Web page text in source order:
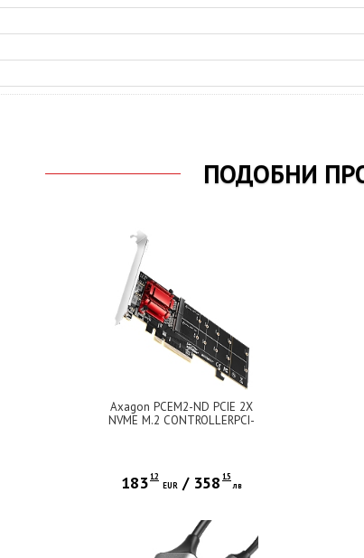
ПОДОБНИ
Axagon PCEM2-ND PCIE 2X
NVME M.2 CONTROLLERPCI-
Supports main boards without
PCIe Bifurcation.
18312
EUR / 358 15
лв